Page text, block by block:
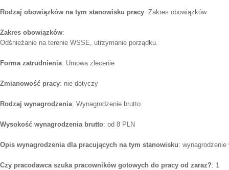
Rodzaj obowiązków na tym stanowisku pracy: Zakres obowiązków
Zakres obowiązków:
Odśnieżanie na terenie WSSE, utrzymanie porządku.
Forma zatrudnienia: Umowa zlecenie
Zmianowość pracy: nie dotyczy
Rodzaj wynagrodzenia: Wynagrodzenie brutto
Wysokość wynagrodzenia brutto: od 8 PLN
Opis wynagrodzenia dla pracujących na tym stanowisku:
Czy pracodawca szuka pracowników gotowych do pracy od zaraz?: 1